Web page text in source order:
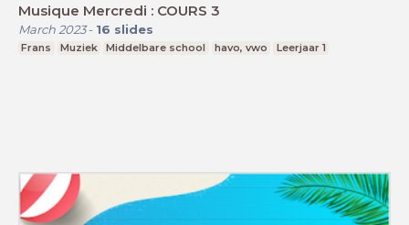
Musique Mercredi : COURS 3
March 2023- 16 slides
Frans Muziek Middelbare school havo, vwo Leerjaar 1